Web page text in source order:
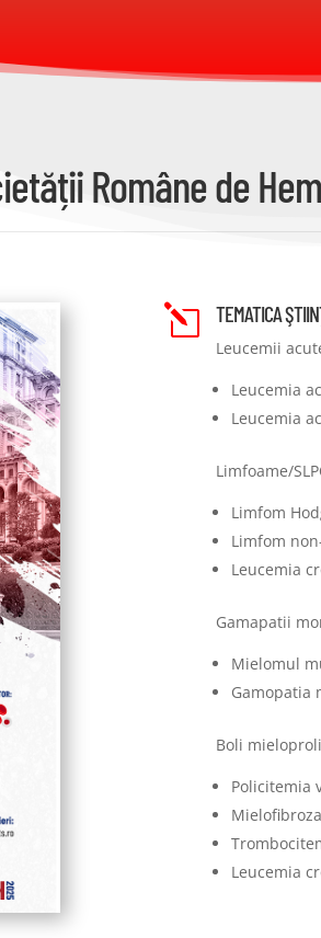
Române de
l TEMATICA
Leucemii
Leucemia
Leucemia
Limfoame/
Limfom
Limfom
Leucemia
Gamapatii
Mielomul
Gamopatia
Boli
Policitemia
Leucemia